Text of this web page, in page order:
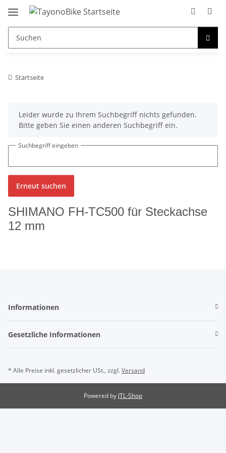
Startseite
xLeider wurde zu Ihrem Suchbegriff nichts gefunden.
Bitte geben Sie einen anderen Suchbegriff ein.
Suchbegriff eingeben
Erneut suchen
SHIMANO FH-TC500 für Steckachse
12 mm
Informationen
Gesetzliche Informationen
* Alle Preise inkl. gesetzlicher USt., zzgl.Versand
Powered by JTL-Shop